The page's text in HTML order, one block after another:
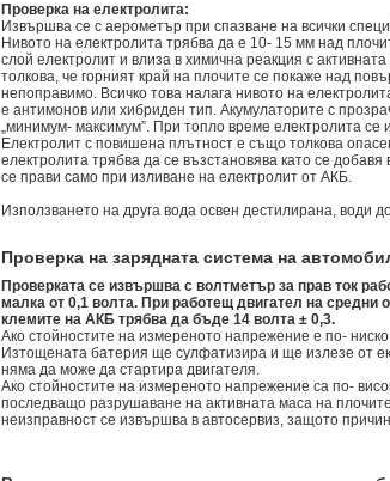
Проверка на електролита:
Извършва се с аерометър при спазване на всички
Нивото на електролита трябва да е 10- 15 мм над
слой електролит и влиза в химична реакция с
толкова, че горният край на плочите се покаже над
непоправимо. Всичко това налага нивото на
е антимонов или хибриден тип. Акумулаторите с
„минимум- максимум”. При топло време електролита
Електролит с повишена плътност е също толкова
електролита трябва да се възстановява като се
се прави само при изливане на електролит от АКБ.
Използването на друга вода освен дестилирана, води
Проверка на зарядната система на
Проверката се извършва с волтметър за прав ток
малка от 0,1 волта. При работещ двигател на средни
клемите на АКБ трябва да бъде 14 волта ± 0,3.
Ако стойностите на измереното напрежение е по-
Изтощената батерия ще сулфатизира и ще излезе от
няма да може да стартира двигателя.
Ако стойностите на измереното напрежение са по-
последващо разрушаване на активната маса на
неизправност се извършва в автосервиз, защото